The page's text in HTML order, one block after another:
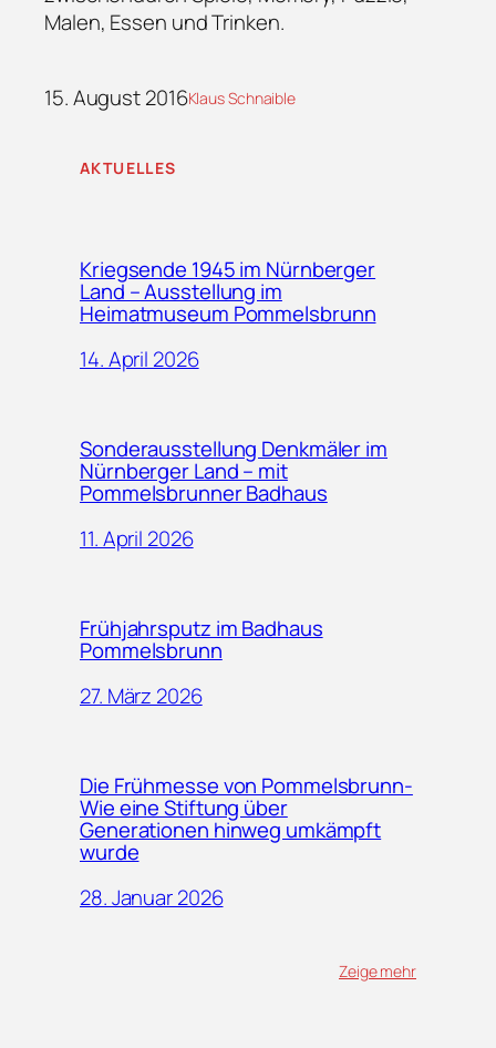
Malen, Essen und Trinken.
15. August 2016Klaus Schnaible
AKTUELLES
Kriegsende 1945 im Nürnberger
Land – Ausstellung im
Heimatmuseum Pommelsbrunn
14. April 2026
Sonderausstellung Denkmäler im
Nürnberger Land – mit
Pommelsbrunner Badhaus
11. April 2026
Frühjahrsputz im Badhaus
Pommelsbrunn
27. März 2026
Die Frühmesse von Pommelsbrunn-
Wie eine Stiftung über
Generationen hinweg umkämpft
wurde
28. Januar 2026
Zeige mehr